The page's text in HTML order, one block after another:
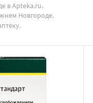
в Apteka.ru.
Новгороде.